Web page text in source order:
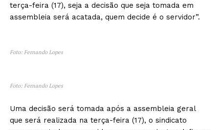
terça-feira (17), seja a decisão que seja tomada em
assembleia será acatada, quem decide é o servidor”.
Foto: Fernando Lopes
Foto: Fernando Lopes
Uma decisão será tomada após a assembleia geral
que será realizada na terça-feira (17), o sindicato